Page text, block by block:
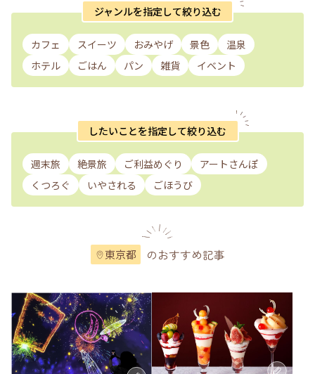
ジャンルを指定して絞り込む
カフェ スイーツ おみやげ 景色
温泉
ホテル
ごはん パン 雑貨 イベント
したいことを指定して絞り込む
週末旅 絶景旅 ご利益めぐり
アートさんぽ
くつろぐ
いやされる ごほうび
東京都 のおすすめ記事